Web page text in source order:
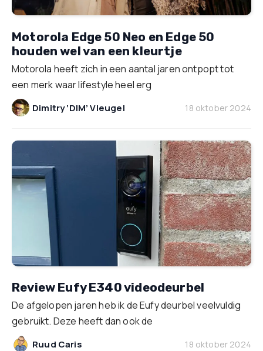
Motorola Edge 50 Neo en Edge 50
houden wel van een kleurtje
Motorola heeft zich in een aantal jaren ontpopt tot
een merk waar lifestyle heel erg
Dimitry ‘DIM’ Vleugel 18 oktober 2024
Review Eufy E340 videodeurbel
De afgelopen jaren heb ik de Eufy deurbel veelvuldig
gebruikt. Deze heeft dan ook de
Ruud Caris 18 oktober 2024